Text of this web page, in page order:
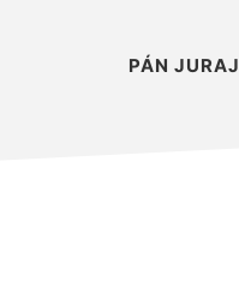
PÁN JURAJ